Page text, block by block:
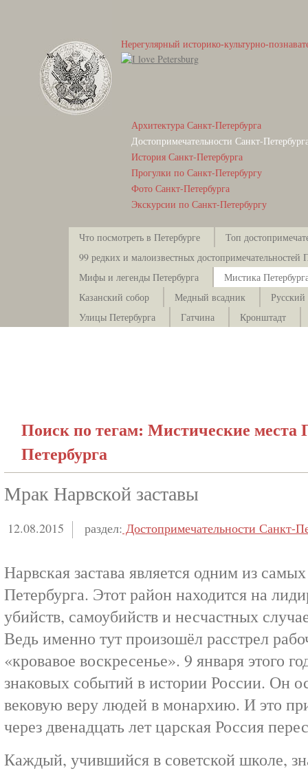
Нерегулярный историко-культурно-
Архитектура Санкт-Петербурга
Достопримечательности Санкт-
История Санкт-Петербурга
Прогулки по Санкт-Петербургу
Фото Санкт-Петербурга
Экскурсии по Санкт-Петербургу
Что посмотреть в Петербурге
Топ
99 редких и малоизвестных достопримечательностей
Мифы и легенды Петербурга
Мистика
Казанский собор
Медный всадник
Улицы Петербурга
Гатчина Кронштадт
Поиск по тегам: Мистические места
Петербурга
Мрак Нарвской заставы
12.08.2015 раздел: Достопримечательности Санкт-
Нарвская застава является одним из
Петербурга. Этот район находится на
убийств, самоубийств и несчастных
Ведь именно тут произошёл расстрел
«кровавое воскресенье». 9 января этого
знаковых событий в истории России. Он
вековую веру людей в монархию. И это
через двенадцать лет царская Россия
Каждый, учившийся в советской школе,